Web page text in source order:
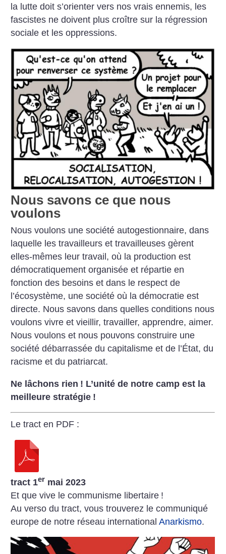
la lutte doit s’orienter vers nos vrais ennemis, les
fascistes ne doivent plus croître sur la régression
sociale et les oppressions.
Nous savons ce que nous
voulons
Nous voulons une société autogestionnaire, dans
laquelle les travailleurs et travailleuses gèrent
elles-mêmes leur travail, où la production est
démocratiquement organisée et répartie en
fonction des besoins et dans le respect de
l’écosystème, une société où la démocratie est
directe. Nous savons dans quelles conditions nous
voulons vivre et vieillir, travailler, apprendre, aimer.
Nous voulons et nous pouvons construire une
société débarrassée du capita­lisme et de l’État, du
racisme et du patriarcat.
Ne lâchons rien ! L’unité de notre camp est la
meilleure stratégie !
Le tract en PDF :
tract 1er mai 2023
Et que vive le communisme libertaire !
Au verso du tract, vous trouverez le communiqué
europe de notre réseau internationalAnarkismo.